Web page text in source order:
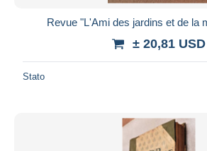
Bancontact
iDeal
Maestro
Revue "L'Ami des jardins et de la
± 20,81 USD
Stato